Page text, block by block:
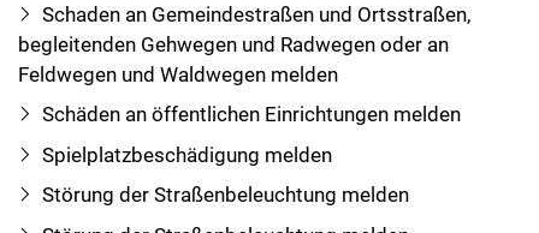
Schaden an Gemeindestraßen und Ortsstraßen,
begleitenden Gehwegen und Radwegen oder an
Feldwegen und Waldwegen melden
Schäden an öffentlichen Einrichtungen melden
Spielplatzbeschädigung melden
Störung der Straßenbeleuchtung melden